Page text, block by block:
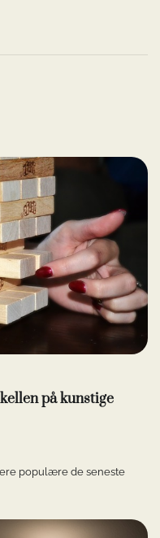
på kunstige
populære de seneste